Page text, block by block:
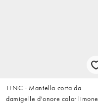
TFNC - Mantella corta da
damigelle d'onore color limone